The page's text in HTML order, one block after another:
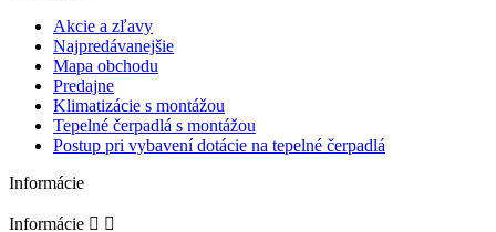
Akcie a zľavy
Najpredávanejšie
Mapa obchodu
Predajne
Klimatizácie s montážou
Tepelné čerpadlá s montážou
Postup pri vybavení dotácie na tepelné čerpadlá
Informácie
Informácie  